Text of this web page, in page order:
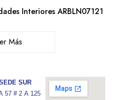
Interiores ARBLN07121
Más
SUR
57 # 2 A 125